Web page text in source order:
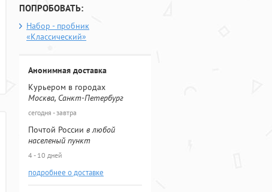
ПОПРОБОВАТЬ:
Набор - пробник
«Классический»
Анонимная доставка
Курьером в городах
Москва, Санкт-Петербург
сегодня - завтра
Почтой России в любой
населеный пункт
4 - 10 дней
подробнее о доставке